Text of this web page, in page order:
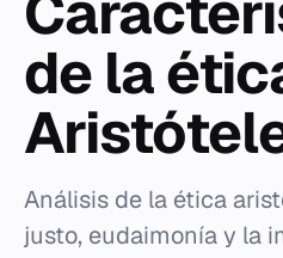
de la
Análisis de la ética
justo, eudaimonía y la